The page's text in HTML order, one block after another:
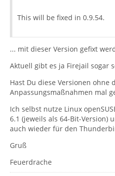
This will be fixed in 0.9.54.
... mit dieser Version gefixt
Aktuell gibt es ja Firejail sogar
Hast Du diese Versionen ohne
Anpassungsmaßnahmen mal
Ich selbst nutze Linux
6.1 (jeweils als 64-Bit-Version)
auch wieder für den
Gruß
Feuerdrache